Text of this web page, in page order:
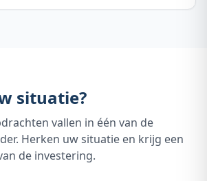
situatie?
vallen in één van de
Herken uw situatie en krijg een
de investering.